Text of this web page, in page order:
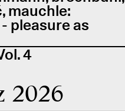
mauchle:
pleasure as
4
2026